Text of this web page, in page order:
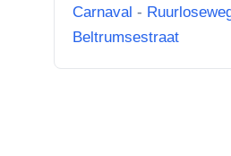
Carnaval -
Beltrumsestraat